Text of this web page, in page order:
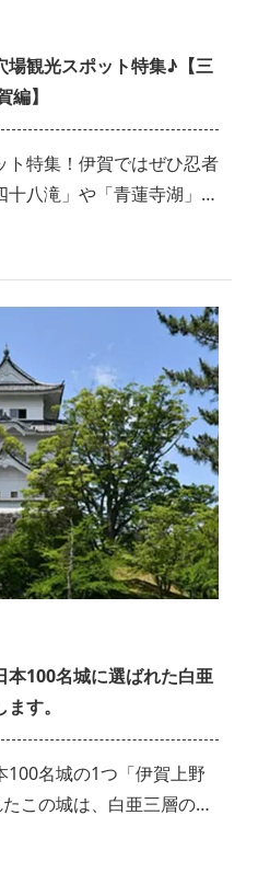
場観光スポット特集♪【三
】
特集！伊賀ではぜひ忍者
八滝」や「青蓮寺湖」と
る」
本100名城に選ばれた白亜
す。
名城の1つ「伊賀上野
この城は、白亜三層の端